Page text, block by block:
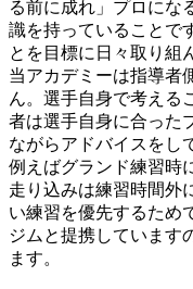
る前に成れ」プロにな
識を持っていることで
とを目標に日々取り組
当アカデミーは指導者
ん。選手自身で考える
者は選手自身に合った
ながらアドバイスをし
例えばグランド練習時
走り込みは練習時間外
い練習を優先するため
ジムと提携しています
ます。